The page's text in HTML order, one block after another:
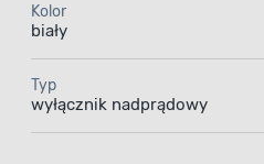
Kolor
biały
Typ
wyłącznik nadprądowy